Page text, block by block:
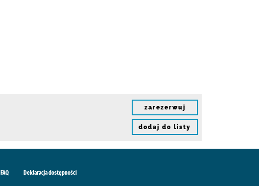
zarezerwuj
dodaj do listy
FAQ Deklaracja dostępności